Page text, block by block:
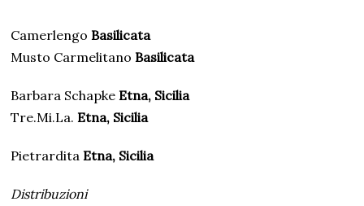
Camerlengo Basilicata
Musto Carmelitano Basilicata
Barbara Schapke Etna, Sicilia
Tre.Mi.La. Etna, Sicilia
Pietrardita Etna, Sicilia
Distribuzioni